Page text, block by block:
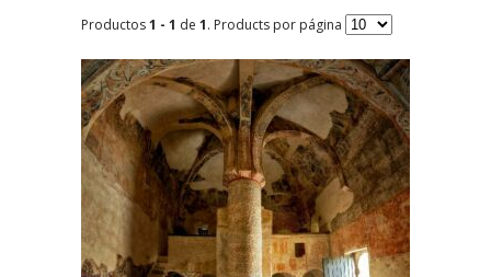
Productos1 - 1 de 1. Products por página